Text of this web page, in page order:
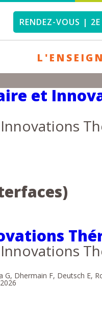
RENDEZ-VOUS | 2E
et
G, Dhermain F, Deutsch